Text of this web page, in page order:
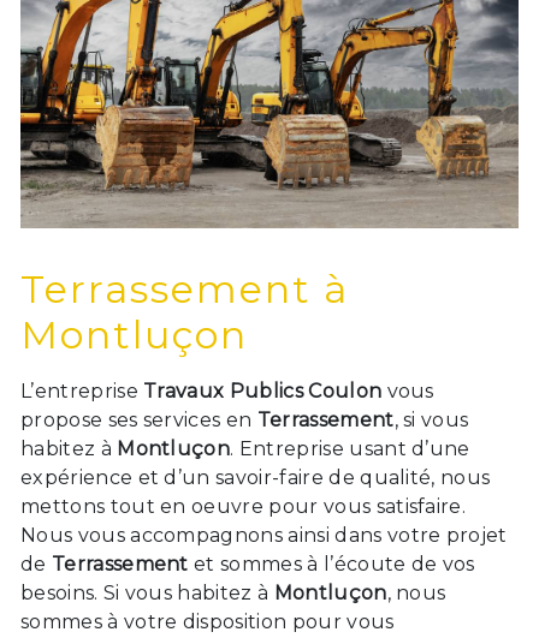
Terrassement à
Montluçon
L’entreprise Travaux Publics Coulon vous
propose ses services en Terrassement, si vous
habitez à Montluçon. Entreprise usant d’une
expérience et d’un savoir-faire de qualité, nous
mettons tout en oeuvre pour vous satisfaire.
Nous vous accompagnons ainsi dans votre projet
de Terrassement et sommes à l’écoute de vos
besoins. Si vous habitez à Montluçon, nous
sommes à votre disposition pour vous